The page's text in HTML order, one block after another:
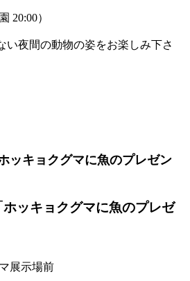
20:00）
い夜間の動物の姿をお楽しみ下さ
ッキョクグマに魚のプレゼン
ッキョクグマに魚のプレゼ
展示場前